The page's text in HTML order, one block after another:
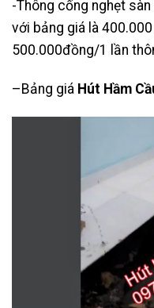
-Thông cống nghẹt
với bảng giá là
500.000đồng/1 lần
–Bảng giá Hút Hầm